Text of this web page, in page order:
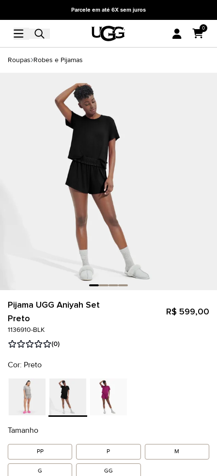
Parcele em até 6X sem juros
0
Roupas Robes e Pijamas
Pijama UGG Aniyah Set
Preto
R$ 599,00
1136910-BLK
(0)
Cor: Preto
Tamanho
PP P M
G GG